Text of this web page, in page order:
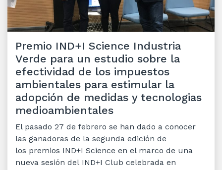
Premio IND+I Science Industria
Verde para un estudio sobre la
efectividad de los impuestos
ambientales para estimular la
adopción de medidas y tecnologias
medioambientales
El pasado 27 de febrero se han dado a conocer
las ganadoras de la segunda edición de
los premios IND+I Science en el marco de una
nueva sesión del IND+I Club celebrada en